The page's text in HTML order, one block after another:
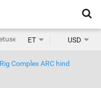
1471
ET USD
Complex ARC hind